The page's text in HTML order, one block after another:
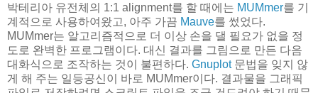
박테리아 유전체의 1:1 alignment를 할 때에는 MUMmer를 기
계적으로 사용하여왔고, 아주 가끔 Mauve를 썼었다.
MUMmer는 알고리즘적으로 더 이상 손을 댈 필요가 없을 정
도로 완벽한 프로그램이다. 대신 결과를 그림으로 만든 다음
대화식으로 조작하는 것이 불편하다. Gnuplot문법을 잊지 않
게 해 주는 일등공신이 바로 MUMmer이다. 결과물을 그래픽